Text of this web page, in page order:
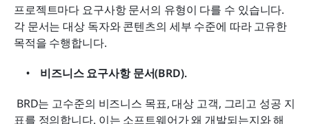
프로젝트마다 요구사항 문서의 유형이 다를 수 있습니다.
각 문서는 대상 독자와 콘텐츠의 세부 수준에 따라 고유한
목적을 수행합니다.
비즈니스 요구사항 문서(BRD).
표를 정의합니다. 이는 소프트웨어가 왜 개발되는지와 해